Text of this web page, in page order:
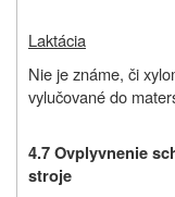
Laktácia
Nie je známe, či
vylučované do
4.7 Ovplyvnenie
stroje